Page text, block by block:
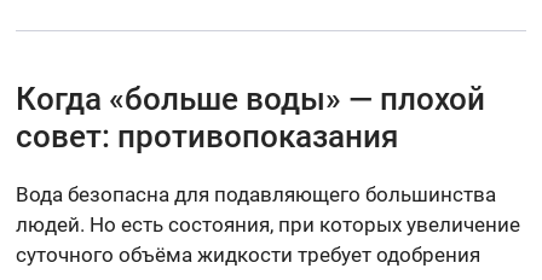
Когда «больше воды» — плохой
совет: противопоказания
Вода безопасна для подавляющего большинства
людей. Но есть состояния, при которых увеличение
суточного объёма жидкости требует одобрения